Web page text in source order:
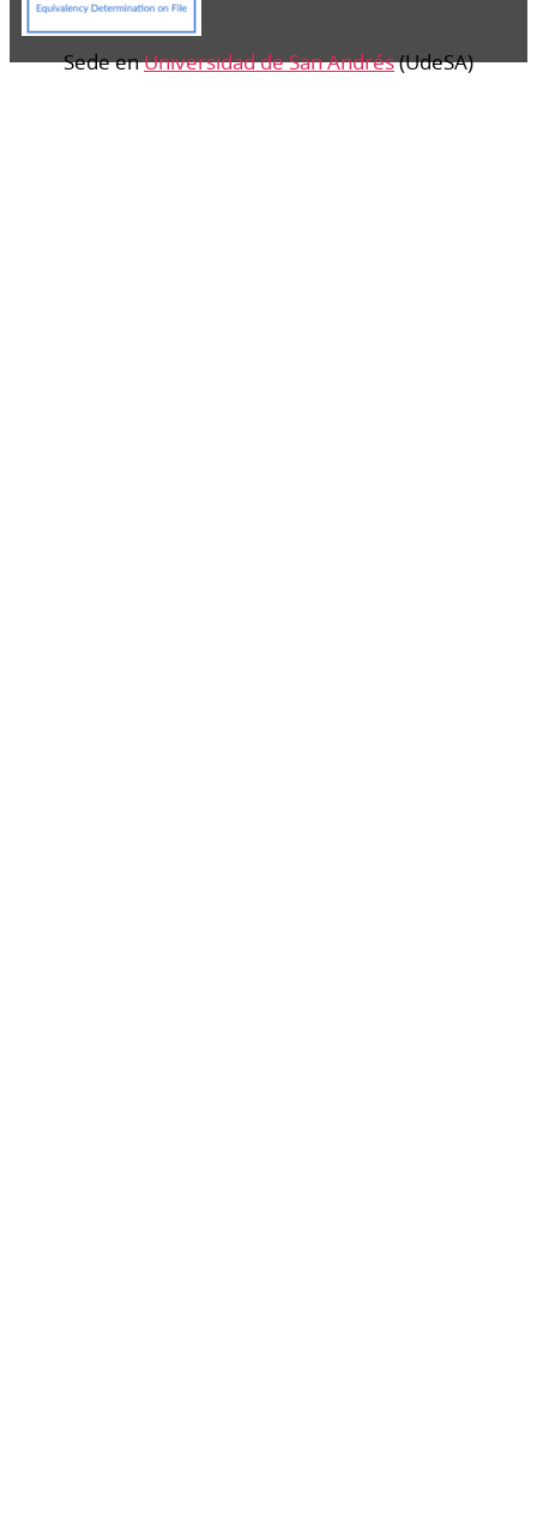
Sede enUniversidad de San Andrés(UdeSA)